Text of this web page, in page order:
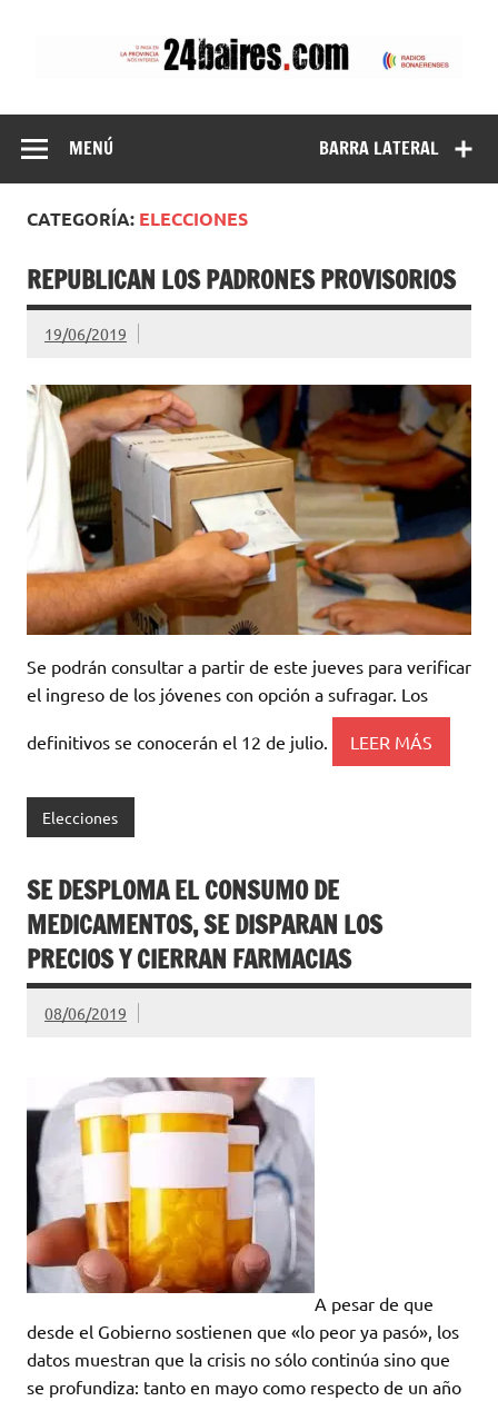
BARRA LATERAL
MENÚ
CATEGORÍA: ELECCIONES
REPUBLICAN LOS PADRONES PROVISORIOS
19/06/2019
Se podrán consultar a partir de este jueves para verificar
el ingreso de los jóvenes con opción a sufragar. Los
definitivos se conocerán el 12 de julio. LEER MÁS
Elecciones
SE DESPLOMA EL CONSUMO DE
MEDICAMENTOS, SE DISPARAN LOS
PRECIOS Y CIERRAN FARMACIAS
08/06/2019
A pesar de que
desde el Gobierno sostienen que «lo peor ya pasó», los
datos muestran que la crisis no sólo continúa sino que
se profundiza: tanto en mayo como respecto de un año